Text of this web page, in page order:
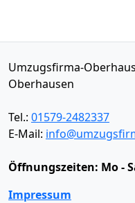
Umzugsfirma-
Oberhausen
Tel.: 01579-2482337
E-Mail:
Öffnungszeiten: Mo -
Impressum